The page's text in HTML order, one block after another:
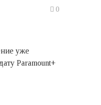
0
уже
Paramount+